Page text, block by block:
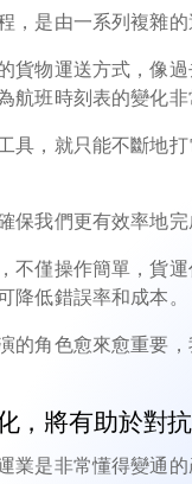
，是由一系列複雜
貨物運送方式，像
航班時刻表的變化非
具，就只能不斷地
保我們更有效率地完
不僅操作簡單，貨
降低錯誤率和成本。
的角色愈來愈重要
，將有助於對
業是非常懂得變通的